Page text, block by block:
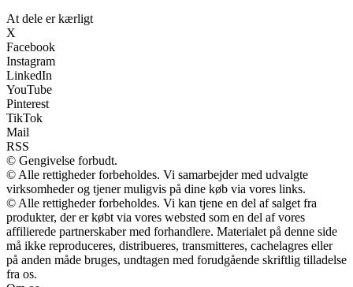
At dele er kærligt
X
Facebook
Instagram
LinkedIn
YouTube
Pinterest
TikTok
Mail
RSS
© Gengivelse forbudt.
© Alle rettigheder forbeholdes. Vi samarbejder med udvalgte
virksomheder og tjener muligvis på dine køb via vores links.
© Alle rettigheder forbeholdes. Vi kan tjene en del af salget fra
produkter, der er købt via vores websted som en del af vores
affilierede partnerskaber med forhandlere. Materialet på denne side
må ikke reproduceres, distribueres, transmitteres, cachelagres eller
på anden måde bruges, undtagen med forudgående skriftlig tilladelse
fra os.